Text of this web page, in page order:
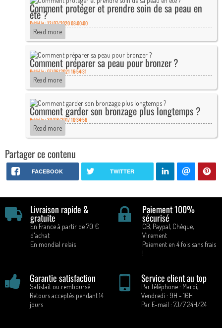
Comment protéger et prendre soin de sa peau en
été ?
Publié le : 13/07/2020 08:00:00
Read more
Comment préparer sa peau pour bronzer ?
Publié le : 07/06/2021 16:54:31
Read more
Comment garder son bronzage plus longtemps ?
Publié le : 30/08/2017 10:34:56
Read more
Partager ce contenu
FACEBOOK TWITTER
Livraison rapide &
gratuite
En France à partir de 70 €
d'achat
En mondial relais
Paiement 100%
sécurisé
CB, Paypal, Chèque,
Virement
Paiement en 4 fois sans frais
!
Garantie satisfaction
Satisfait ou remboursé
Retours acceptés pendant 14
jours
Service client au top
Par téléphone : Mardi,
Vendredi : 9H - 16H
Par E-mail : 7J/7 24H/24